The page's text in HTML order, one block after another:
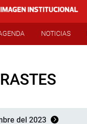
NOTICIAS
del 2023